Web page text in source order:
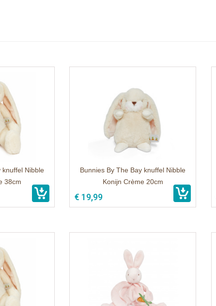
knuffel Nibble
38cm
Bunnies By The Bay knuffel Nibble
Konijn Crème 20cm
€ 19,99